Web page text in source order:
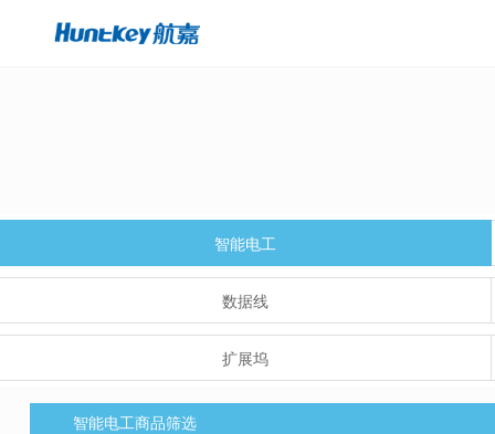
智能电工
数据线
扩展坞
智能电工商品筛选